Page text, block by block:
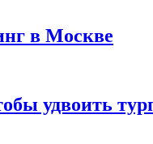
в Москве
удвоить